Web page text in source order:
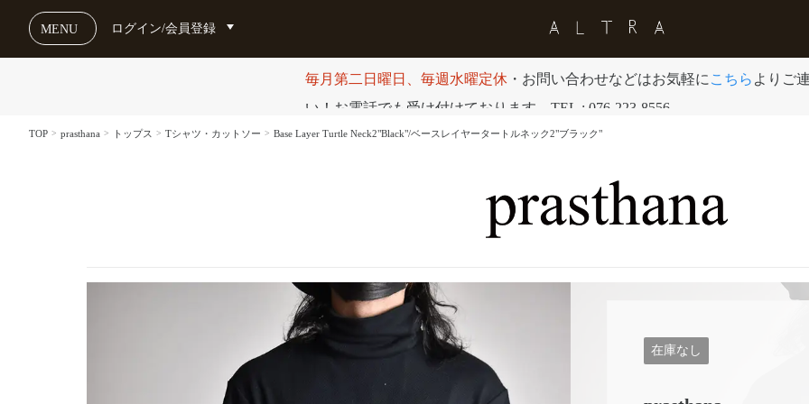
MENU ログイン/会員登録
毎月第二日曜日、毎週水曜定休 ・お問い合わせなどはお気軽に こちら よりご
い！お電話でも受け付けております。TEL : 076-223-8556
TOP prasthana トップス Tシャツ・カットソー Base Layer Turtle Neck2"Black"/ベースレイヤータートルネック2"ブラック"
在庫なし